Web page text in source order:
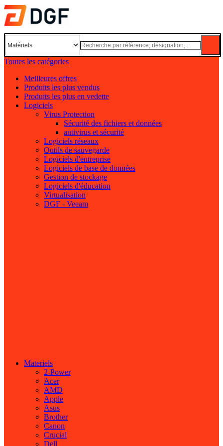
Toutes les catégories
Meilleures offres
Produits les plus vendus
Produits les plus en vedette
Logiciels
Virus Protection
Sécurité des fichiers et données
antivirus et sécurité
Logiciels réseaux
Outils de sauvegarde
Logiciels d'entreprise
Logiciels de base de données
Gestion de stockage
Logiciels d'éducation
Virtualisation
DGF - Veeam
Materiels
2-Power
Acer
AMD
Apple
Asus
Brother
Canon
Crucial
Dell